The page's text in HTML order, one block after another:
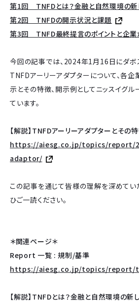
第1回 TNFDとは？金融と自然環境の新
第2回 TNFDの開示状況と課題
第3回 TNFD最終提言のポイントと企業
今回の記事では、2024年1月16日にダボ
TNFDアーリーアダプターについて、各
示とその特徴、開示例としてニッスイグ
ています。
【解説】TNFDアーリーアダプターとその
https://aiesg.co.jp/topics/report/
adaptor/
この記事を通じて皆様の理解を深めてい
ひご一読ください。
＊関連ページ＊
Report 一覧 : 規制/基準
https://aiesg.co.jp/topics/report/
【解説】TNFDとは？金融と自然環境の新